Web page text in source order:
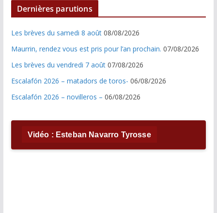
Dernières parutions
Les brèves du samedi 8 août 08/08/2026
Maurrin, rendez vous est pris pour l’an prochain. 07/08/2026
Les brèves du vendredi 7 août 07/08/2026
Escalafón 2026 – matadors de toros- 06/08/2026
Escalafón 2026 – novilleros – 06/08/2026
Vidéo : Esteban Navarro Tyrosse